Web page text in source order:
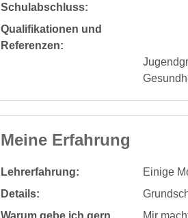
Schulabschluss:
Qualifikationen und
Referenzen:
Meine Erfahrung
Lehrerfahrung:
Einige
Details:
Warum gebe ich gern
Mir